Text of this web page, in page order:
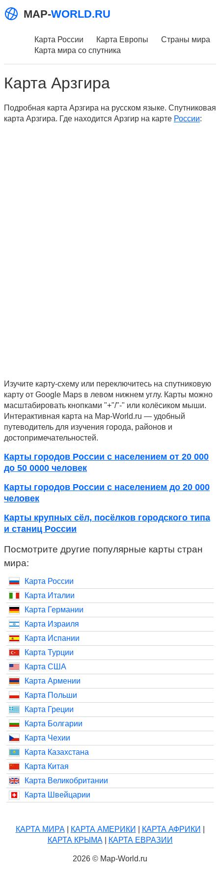
MAP-WORLD.RU
Карта России Карта Европы
Страны мира
Карта мира со спутника
Карта Арзгира
Подробная карта Арзгира на русском языке. Спутниковая
карта Арзгира. Где находится Арзгир на карте России:
Изучите карту-схему или переключитесь на спутниковую
карту от Google Maps в левом нижнем углу. Карты можно
масштабировать кнопками "+"/"-" или колёсиком мыши.
Интерактивная карта на Map-World.ru — удобный
путеводитель для изучения города, районов и
достопримечательностей.
Карты городов России с населением от 20 000
до 50 0000 человек
Карты городов России с населением до 20 000
человек
Карты крупных сёл, посёлков городского типа
и станиц России
Посмотрите другие популярные карты стран
мира:
Карта России
Карта Италии
Карта Германии
Карта Израиля
Карта Испании
Карта Турции
Карта США
Карта Армении
Карта Польши
Карта Греции
Карта Болгарии
Карта Чехии
Карта Казахстана
Карта Китая
Карта Великобритании
Карта Швейцарии
КАРТА МИРА| КАРТА АМЕРИКИ КАРТА АФРИКИ
КАРТА КРЫМА| КАРТА ЕВРАЗИИ
2026 © Map-World.ru